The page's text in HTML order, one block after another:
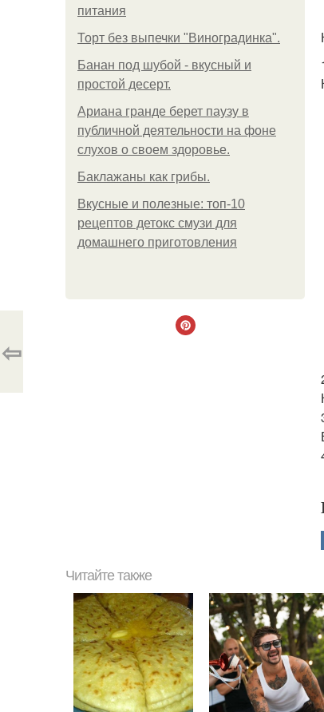
питания
Торт без выпечки "Виноградинка".
Банан под шубой - вкусный и
простой десерт.
Ариана гранде берет паузу в
публичной деятельности на фоне
слухов о своем здоровье.
Баклажаны как грибы.
Вкусные и полезные: топ-10
рецептов детокс смузи для
домашнего приготовления
⇦
Читайте также